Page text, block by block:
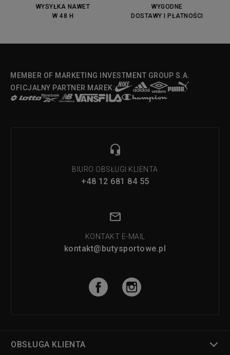
WYSYŁKA NAWET
W 48 H
WYGODNE
DOSTAWY I PŁATNOŚCI
MEMBER OF MARKETING INVESTMENT GROUP S.A.
OFICJALNY PARTNER MAREK:
BIURO OBSŁUGI KLIENTA
+48 12 681 84 55
KONTAKT E-MAIL
kontakt@butysportowe.pl
OBSŁUGA KLIENTA